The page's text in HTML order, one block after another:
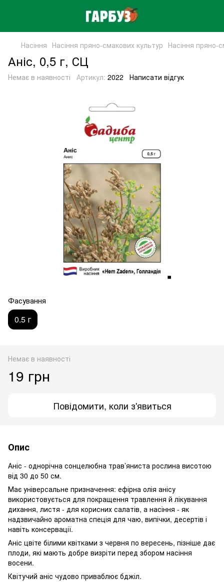
Насіння Насіння пряно-смакових культур Насіння пряно-
Аніс, 0,5 г, СЦ
Немає в наявності Артикул: 2022 Написати відгук
Фасування
0.5 г
Немає в наявності
19 грн
Повідомити, коли з'явиться
Опис
Аніс - однорічна сонцелюбна трав’яниста рослина висотою
від 30 до 50 см.
Має універсальне призначення: ефірна олія анісу
використовується для покращення травлення й лікування
дихання, листя - для корисних салатів, а насіння - як
надзвичайно ароматна спеція для чаю, випічки, десертів і
навіть консервації.
Аніс цвіте білими квітками з червня по вересень, пізніше дає
плоди, які мають добре визріти перед збором насіння
восени.
Квітучий аніс чудово приваблює бджіл.